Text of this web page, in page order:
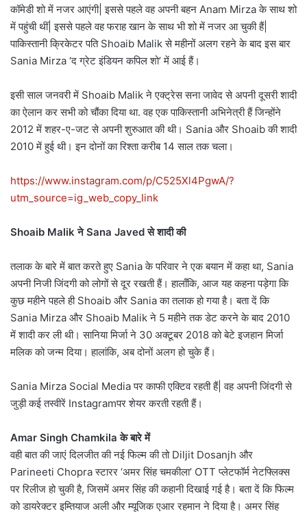
कॉमेडी शो में नजर आएंगी| इससे पहले वह अपनी बहन Anam Mirza के साथ शो
में पहुंची थीं| इससे पहले वह फराह खान के साथ भी शो में नजर आ चुकी हैं|
पाकिस्तानी क्रिकेटर पति Shoaib Malik से महीनों अलग रहने के बाद इस बार
Sania Mirza ‘द ग्रेट इंडियन कपिल शो’ में आई हैं।
इसी साल जनवरी में Shoaib Malik ने एक्ट्रेस सना जावेद से अपनी दूसरी शादी
का ऐलान कर सभी को चौंका दिया था. वह एक पाकिस्तानी अभिनेत्री हैं जिन्होंने
2012 में शहर-ए-जट से अपनी शुरुआत की थी। Sania और Shoaib की शादी
2010 में हुई थी। इन दोनों का रिश्ता करीब 14 साल तक चला।
https://www.instagram.com/p/C525Xl4PgwA/?
utm_source=ig_web_copy_link
Shoaib Malik ने Sana Javed से शादी की
तलाक के बारे में बात करते हुए Sania के परिवार ने एक बयान में कहा था, Sania
अपनी निजी जिंदगी को लोगों से दूर रखती हैं। हालाँकि, आज यह कहना पड़ेगा कि
कुछ महीने पहले ही Shoaib और Sania का तलाक हो गया है। बता दें कि
Sania Mirza और Shoaib Malik ने 5 महीने तक डेट करने के बाद 2010
में शादी कर ली थी। सानिया मिर्जा ने 30 अक्टूबर 2018 को बेटे इजहान मिर्जा
मलिक को जन्म दिया। हालांकि, अब दोनों अलग हो चुके हैं।
Sania Mirza Social Media पर काफी एक्टिव रहती हैं| वह अपनी जिंदगी से
जुड़ी कई तस्वीरें Instagramपर शेयर करती रहती हैं।
Amar Singh Chamkila के बारे में
वही बात की जाएं दिलजीत की नई फिल्म की तो Diljit Dosanjh और
Parineeti Chopra स्टारर ‘अमर सिंह चमकीला’ OTT प्लेटफॉर्म नेटफ्लिक्स
पर रिलीज हो चुकी है, जिसमें अमर सिंह की कहानी दिखाई गई है। बता दें कि फिल्म
को डायरेक्टर इम्तियाज अली और म्यूजिक एआर रहमान ने दिया है। अमर सिंह